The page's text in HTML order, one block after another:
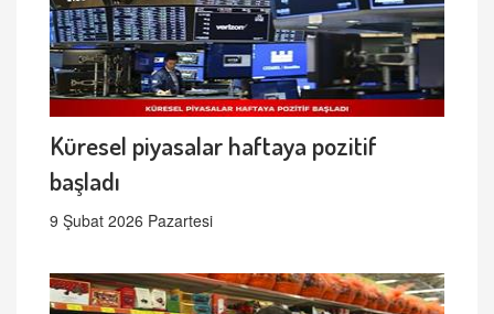
Küresel piyasalar haftaya pozitif
başladı
9 Şubat 2026 Pazartesi